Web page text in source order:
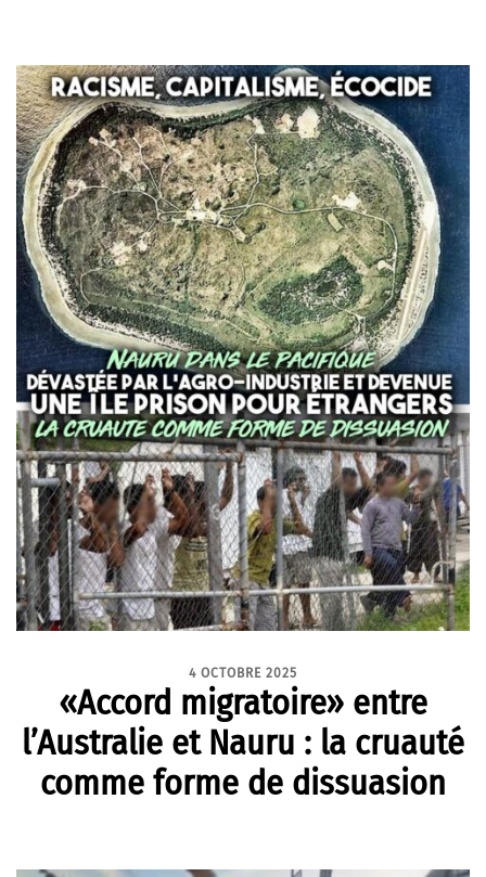
4 OCTOBRE 2025
«Accord migratoire» entre
l’Australie et Nauru : la cruauté
comme forme de dissuasion